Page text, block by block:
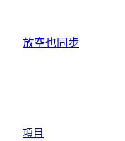
放空也同步
項目